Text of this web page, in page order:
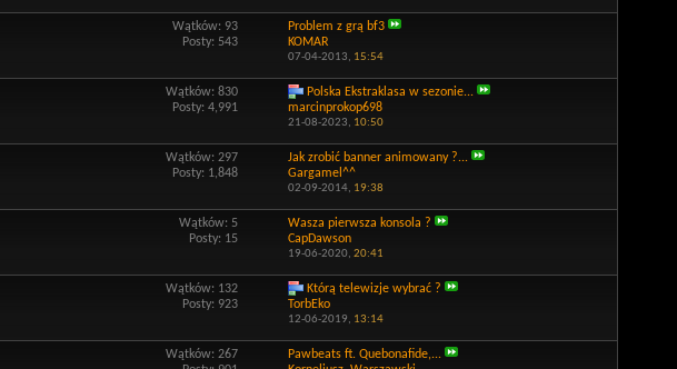
Wątków: 93
Posty: 543
Problem z grą bf3
KOMAR
07-04-2013, 15:54
Wątków: 830
Posty: 4,991
Polska Ekstraklasa w sezonie...
marcinprokop698
21-08-2023, 10:50
Wątków: 297
Posty: 1,848
Jak zrobić banner animowany ?...
Gargamel^^
02-09-2014, 19:38
Wątków: 5
Posty: 15
Wasza pierwsza konsola ?
CapDawson
19-06-2020, 20:41
Wątków: 132
Posty: 923
Którą telewizje wybrać ?
TorbEko
12-06-2019, 13:14
Wątków: 267
Pawbeats ft. Quebonafide,...